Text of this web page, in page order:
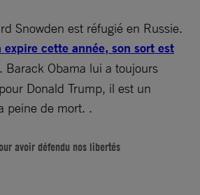
Snowden est réfugié en Russie.
expire cette année, son sort est
Barack Obama lui a toujours
Donald Trump, il est un
peine de mort. .
avoir défendu nos libertés